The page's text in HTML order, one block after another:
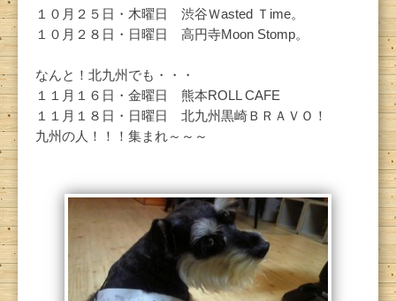
１０月２５日・木曜日 渋谷Ｗasted Ｔime。
１０月２８日・日曜日 高円寺Moon Stomp。
なんと！北九州でも・・・
１１月１６日・金曜日 熊本ROLL CAFE
１１月１８日・日曜日 北九州黒崎ＢＲＡＶＯ！
九州の人！！！集まれ～～～